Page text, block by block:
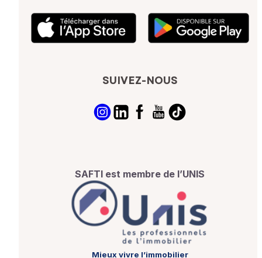
SUIVEZ-NOUS
SAFTI est membre de l’UNIS
Mieux vivre l’immobilier